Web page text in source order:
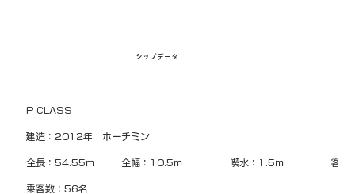
シップデータ
P CLASS
建造：2012年　ホーチミン
全長：54.55ｍ 全幅：10.5ｍ 喫水：1.5ｍ 客室
乗客数：56名